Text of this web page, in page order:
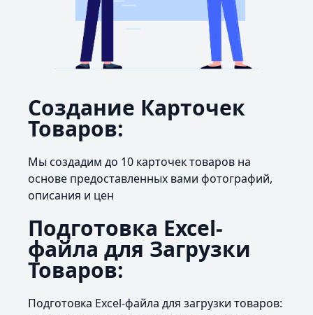
Создание Карточек
Товаров:
Мы создадим до 10 карточек товаров на
основе предоставленных вами фотографий,
описания и цен
Подготовка Excel-
файла для Загрузки
Товаров:
Подготовка Excel-файла для загрузки товаров: